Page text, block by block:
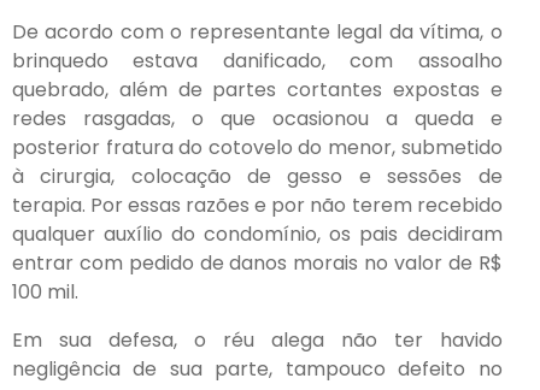
De acordo com o representante legal da vítima, o
brinquedo estava danificado, com assoalho
quebrado, além de partes cortantes expostas e
redes rasgadas, o que ocasionou a queda e
posterior fratura do cotovelo do menor, submetido
à cirurgia, colocação de gesso e sessões de
terapia. Por essas razões e por não terem recebido
qualquer auxílio do condomínio, os pais decidiram
entrar com pedido de danos morais no valor de R$
100 mil.
Em sua defesa, o réu alega não ter havido
negligência de sua parte, tampouco defeito no